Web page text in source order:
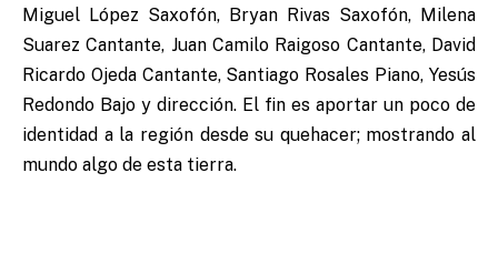
Miguel López Saxofón, Bryan Rivas Saxofón, Milena
Suarez Cantante, Juan Camilo Raigoso Cantante, David
Ricardo Ojeda Cantante, Santiago Rosales Piano, Yesús
Redondo Bajo y dirección. El fin es aportar un poco de
identidad a la región desde su quehacer; mostrando al
mundo algo de esta tierra.